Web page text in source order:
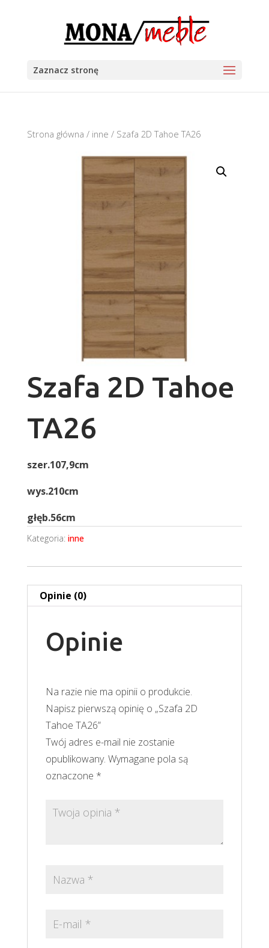
Zaznacz stronę
Strona główna / inne / Szafa 2D Tahoe TA26
Szafa 2D Tahoe
TA26
szer.107,9cm
wys.210cm
głęb.56cm
Kategoria: inne
Opinie (0)
Opinie
Na razie nie ma opinii o produkcie.
Napisz pierwszą opinię o „Szafa 2D
Tahoe TA26”
Twój adres e-mail nie zostanie
opublikowany. Wymagane pola są
oznaczone *